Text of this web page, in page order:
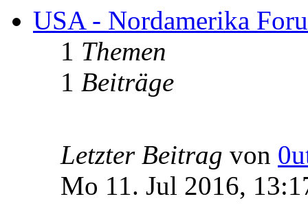
USA - Nordamerika
1 Themen
1 Beiträge
Letzter Beitrag von
Mo 11. Jul 2016,